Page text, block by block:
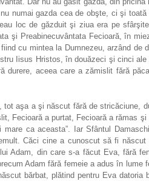
numai gazda cea de obşte, ci şi
loc de găzduit şi ziua era pe
şi Preabinecuvântata Fecioară, în
cu mintea la Dumnezeu, arzând de
Iisus Hristos, în douăzeci şi cinci
durere, aceea care a zămislit fără
tot aşa a şi născut fără de stricăciune,
Fecioară a purtat, Fecioară a rămas
ca aceasta”. Iar Sfântul
Căci cine a cunoscut să fi născut
Adam, din care s-a făcut Eva, fără
Adam fără femeie a adus în
bărbat, plătind pentru Eva datoria